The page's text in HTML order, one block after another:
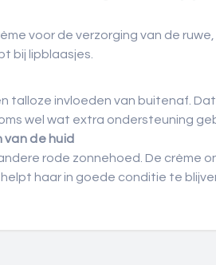
voor de verzorging van de
bij lipblaasjes.
talloze invloeden van buitenaf.
wel wat extra ondersteuning
de huid
rode zonnehoed. De
haar in goede conditie te